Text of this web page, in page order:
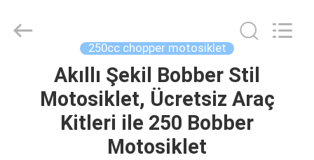
ÜRÜN:%
Vehicle
Co.,Ltd.
250cc chopper motosiklet
Akıllı Şekil Bobber Stil
Motosiklet, Ücretsiz Araç
Kitleri ile 250 Bobber
Motosiklet